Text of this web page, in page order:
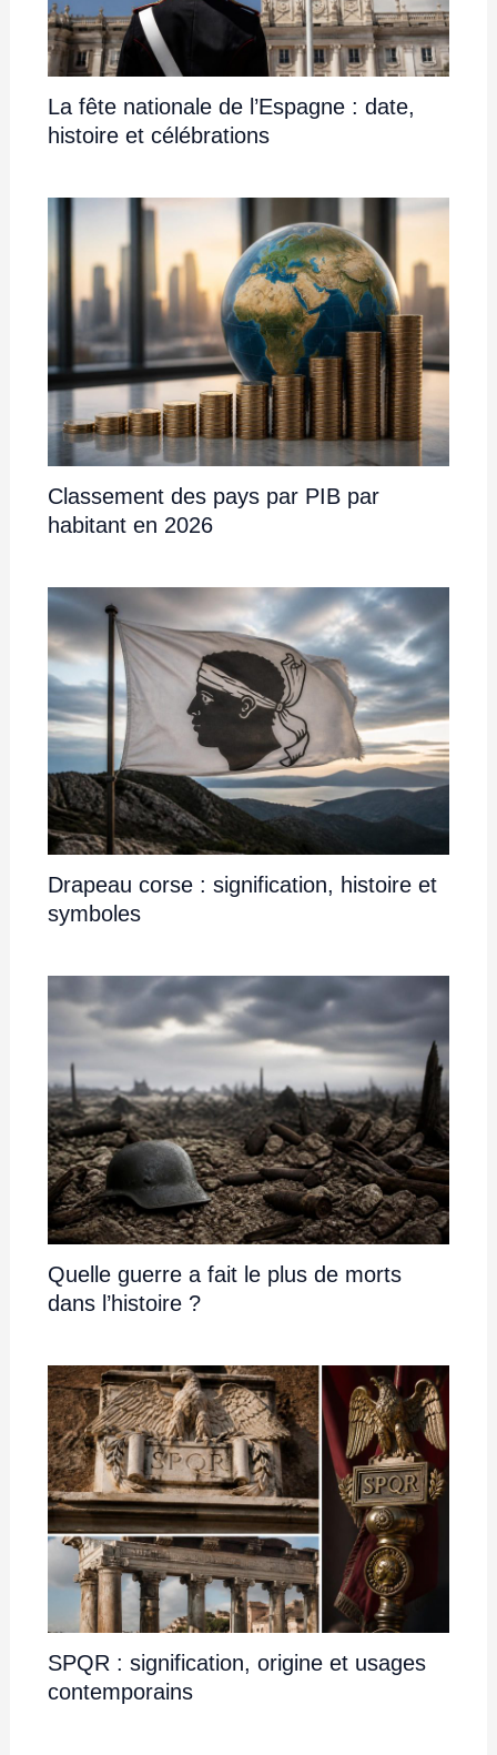
La fête nationale de l’Espagne : date,
histoire et célébrations
Classement des pays par PIB par
habitant en 2026
Drapeau corse : signification, histoire et
symboles
Quelle guerre a fait le plus de morts
dans l’histoire ?
SPQR : signification, origine et usages
contemporains